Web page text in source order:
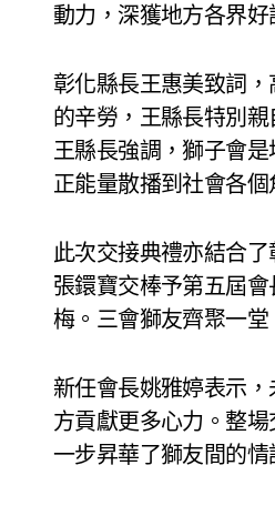
動力，深獲地方各界好
彰化縣長王惠美致詞
的辛勞，王縣長特別
王縣長強調，獅子會
正能量散播到社會各個
此次交接典禮亦結合
張鐶寶交棒予第五屆
梅。三會獅友齊聚一
新任會長姚雅婷表示
方貢獻更多心力。整
一步昇華了獅友間的情